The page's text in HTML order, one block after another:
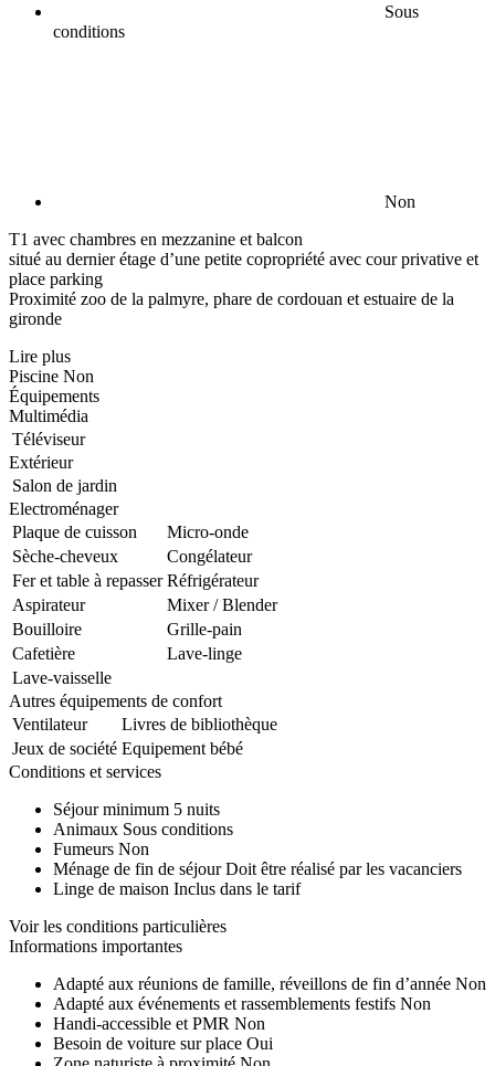
Sous
conditions
Non
T1 avec chambres en mezzanine et balcon
situé au dernier étage d’une petite copropriété avec cour privative et
place parking
Proximité zoo de la palmyre, phare de cordouan et estuaire de la
gironde
Lire plus
Piscine Non
Équipements
Multimédia
Téléviseur
Extérieur
Salon de jardin
Electroménager
Plaque de cuisson
Micro-onde
Sèche-cheveux
Congélateur
Fer et table à repasser Réfrigérateur
Aspirateur
Mixer / Blender
Bouilloire
Grille-pain
Cafetière
Lave-linge
Lave-vaisselle
Autres équipements de confort
Ventilateur
Livres de bibliothèque
Jeux de société Equipement bébé
Conditions et services
Séjour minimum 5 nuits
Animaux Sous conditions
Fumeurs Non
Ménage de fin de séjour Doit être réalisé par les vacanciers
Linge de maison Inclus dans le tarif
Voir les conditions particulières
Informations importantes
Adapté aux réunions de famille, réveillons de fin d’année Non
Adapté aux événements et rassemblements festifs Non
Handi-accessible et PMR Non
Besoin de voiture sur place Oui